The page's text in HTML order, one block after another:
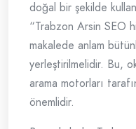
doğal bir şekilde
“Trabzon Arsin SEO
makalede anlam
yerleştirilmelidir. Bu,
arama motorları
önemlidir.